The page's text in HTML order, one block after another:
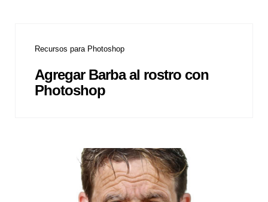
Recursos para Photoshop
Agregar Barba al rostro con
Photoshop